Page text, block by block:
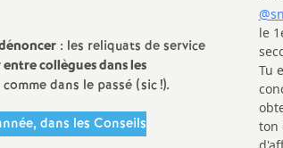
: les reliquats de service
collègues dans les
dans le passé (sic!).
dans les Conseils